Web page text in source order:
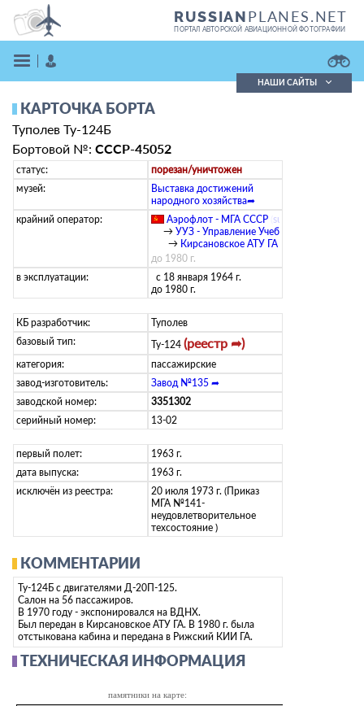
RUSSIANPLANES.NET
ПОРТАЛ АВТОРСКОЙ АВИАЦИОННОЙ ФОТОГРАФИИ
ВОЙТИ
ЗАРЕГИСТРИРОВАТЬСЯ
Поиск фотографий
Кратко
НАШИ САЙТЫ
КАРТОЧКА БОРТА
Туполев Ту-124Б
Бортовой №: СССР-45052
статус:
порезан/уничтожен
музей:
Выставка достижений
народного хозяйства➦
крайний оператор:
Аэрофлот - МГА СССР su
→ УУЗ - Управление Учебных Заведений
→ Кирсановское АТУ ГА
до 1980 г.
в эксплуатации:
с 18 января 1964 г.
до 1980 г.
КБ разработчик:
Туполев
базовый тип:
Ту-124 (реестр ➦)
категория:
пассажирские
завод-изготовитель:
Завод №135 ➦
заводской номер:
3351302
серийный номер:
13-02
первый полет:
1963 г.
дата выпуска:
1963 г.
исключён из реестра:
20 июля 1973 г. (Приказ
МГА №141-
неудовлетворительное
техсостояние )
КОММЕНТАРИИ
Ту-124Б с двигателями Д-20П-125.
Салон на 56 пассажиров.
В 1970 году - экспонировался на ВДНХ.
Был передан в Кирсановское АТУ ГА. В 1980 г. была
отстыкована кабина и передана в Рижский КИИ ГА.
ТЕХНИЧЕСКАЯ ИНФОРМАЦИЯ